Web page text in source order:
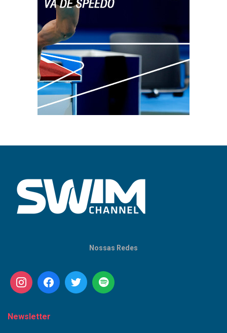
Nossas Redes
Newsletter